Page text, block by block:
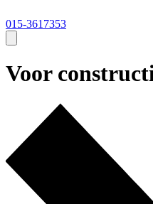
015-3617353
Voor